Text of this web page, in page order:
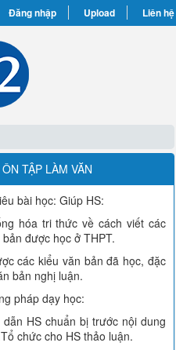
Đăng nhập Upload Liên hệ
TẬP LÀM VĂN
bài học: Giúp HS:
hóa tri thức về cách viết các
được học ở THPT.
các kiểu văn bản đã học, đặc
bản nghị luận.
pháp dạy học:
HS chuẩn bị trước nội dung
chức cho HS thảo luận.